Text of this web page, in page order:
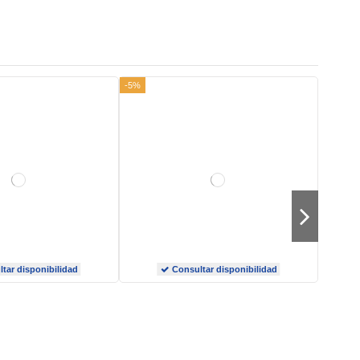
disponibilidad
-5%
Consultar disponibilidad